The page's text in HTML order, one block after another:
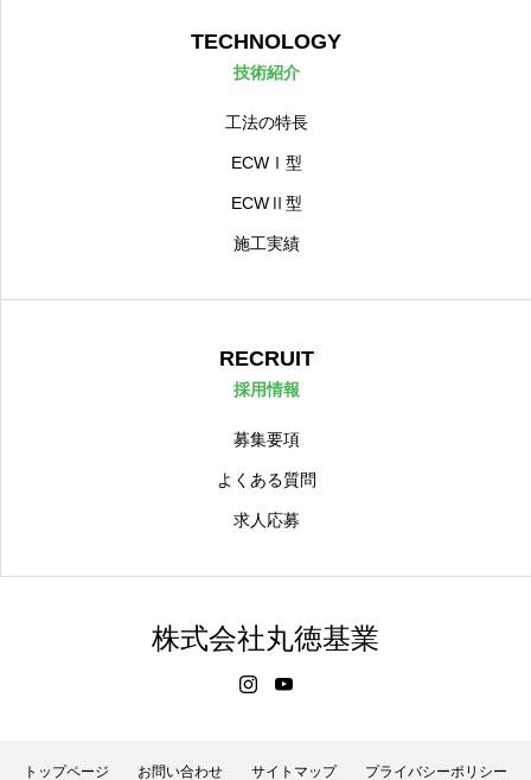
TECHNOLOGY
技術紹介
工法の特長
ECWⅠ型
ECWⅡ型
施工実績
RECRUIT
採用情報
募集要項
よくある質問
求人応募
株式会社丸徳基業
トップページ お問い合わせ サイトマップ プライバシーポリシー